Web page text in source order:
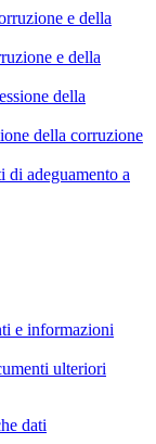
e della
e della
della
della corruzione
adeguamento a
e informazioni
ulteriori
dati